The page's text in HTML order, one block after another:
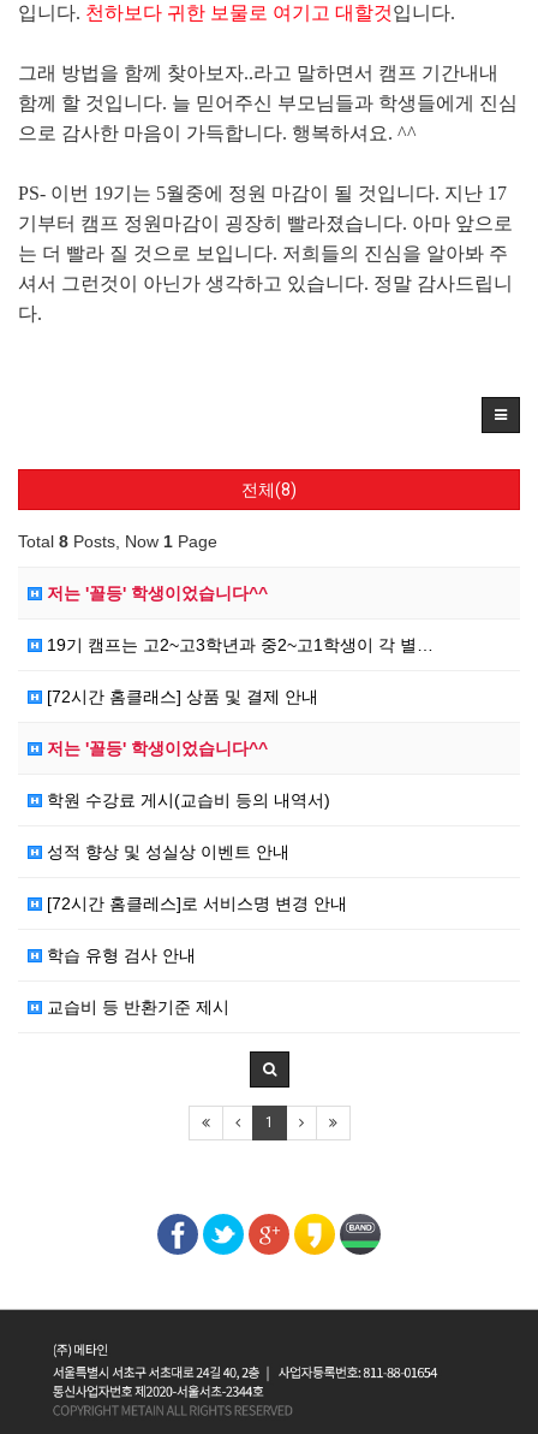
입니다. 천하보다 귀한 보물로 여기고 대할것입니다.
그래 방법을 함께 찾아보자..라고 말하면서 캠프 기간내내
함께 할 것입니다. 늘 믿어주신 부모님들과 학생들에게 진심
으로 감사한 마음이 가득합니다. 행복하셔요. ^^
PS- 이번 19기는 5월중에 정원 마감이 될 것입니다. 지난 17
기부터 캠프 정원마감이 굉장히 빨라졌습니다. 아마 앞으로
는 더 빨라 질 것으로 보입니다. 저희들의 진심을 알아봐 주
셔서 그런것이 아닌가 생각하고 있습니다. 정말 감사드립니
다.
전체(8)
Total 8 Posts, Now 1 Page
저는 '꼴등' 학생이었습니다^^
19기 캠프는 고2~고3학년과 중2~고1학생이 각 별…
[72시간 홈클래스] 상품 및 결제 안내
저는 '꼴등' 학생이었습니다^^
학원 수강료 게시(교습비 등의 내역서)
성적 향상 및 성실상 이벤트 안내
[72시간 홈클레스]로 서비스명 변경 안내
학습 유형 검사 안내
교습비 등 반환기준 제시
1